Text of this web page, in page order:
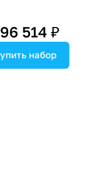
514 ₽
набор